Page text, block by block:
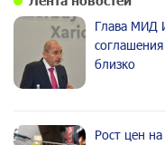
Глава МИД
близко
Рост цен